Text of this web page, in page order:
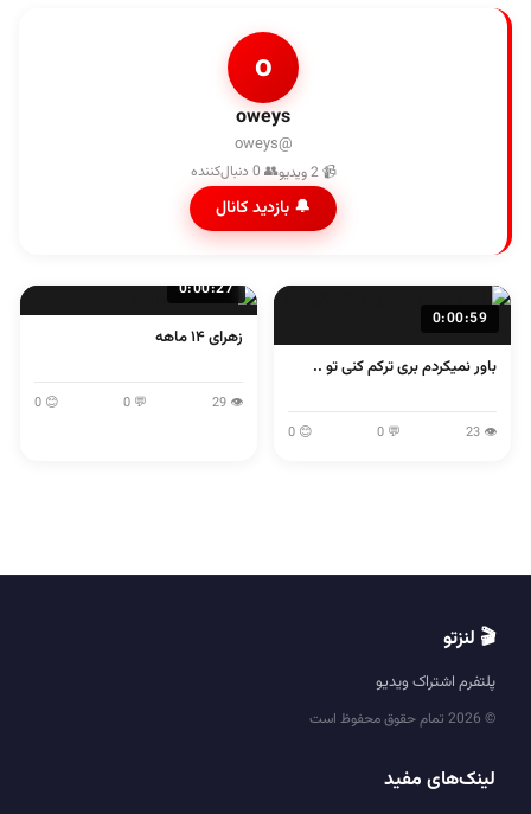
o
oweys
@oweys
📹 2 ویدیو 👥 0 دنبال‌کننده
🔔 بازدید کانال
0:00:59
باور نمیکردم بری ترکم کنی تو ..
👁 23
💬 0
😊 0
0:00:27
زهرای ۱۴ ماهه
👁 29
💬 0
😊 0
🎬 لنزتو
پلتفرم اشتراک ویدیو
© 2026 تمام حقوق محفوظ است
لینک‌های مفید